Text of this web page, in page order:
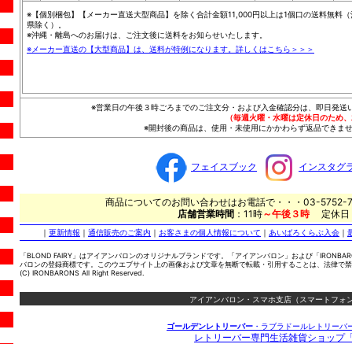
※【個別梱包】【メーカー直送大型商品】を除く合計金額11,000円以上は1個口の送料無料（
県除く）。
※沖縄・離島へのお届けは、ご注文後に送料をお知らせいたします。
※メーカー直送の【大型商品】は、送料が特例になります。詳しくはこちら＞＞＞
※営業日の午後３時ごろまでのご注文分・および入金確認分は、即日発
（毎週火曜・水曜は定休日のため
※開封後の商品は、使用・未使用にかかわらず返品できま
フェイスブック インスタグ
商品についてのお問い合わせはお電話で・・・03-5752-
店舗営業時間 ：11時～午後３時 定休
｜ 更新情報 ｜ 通信販売のご案内 ｜ お客さまの個人情報について ｜ あいばろくらぶ入会 ｜
「BLOND FAIRY」はアイアンバロンのオリジナルブランドです。「アイアンバロン」および「
バロンの登録商標です。このウエブサイト上の画像および文章を無断で転載・引用することは、法律で
(C) IRONBARONS All Right Reserved.
アイアンバロン・スマホ支店（スマートフォ
ゴールデンレトリーバー ・ラブラドールレトリー
レトリーバー専門生活雑貨ショップ